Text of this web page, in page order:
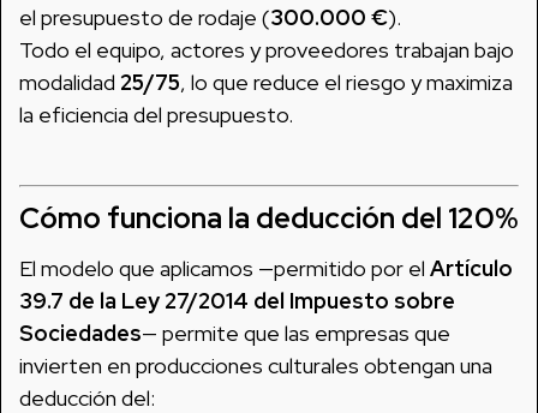
el presupuesto de rodaje (300.000 €).
Todo el equipo, actores y proveedores trabajan bajo
modalidad 25/75, lo que reduce el riesgo y maximiza
la eficiencia del presupuesto.
Cómo funciona la deducción del 120%
El modelo que aplicamos —permitido por el Artículo
39.7 de la Ley 27/2014 del Impuesto sobre
Sociedades— permite que las empresas que
invierten en producciones culturales obtengan una
deducción del: